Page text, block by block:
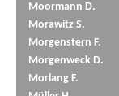
Moormann D.
Morawitz S.
Morgenstern F.
Morgenweck D.
Morlang F.